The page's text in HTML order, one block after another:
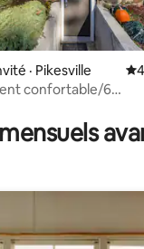
5, 82 commentaires
· Pikesville
confortable/6
idéal